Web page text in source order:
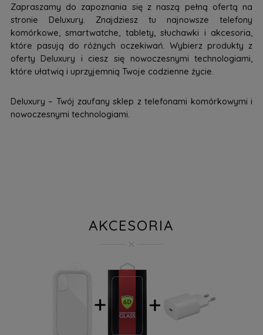
Zapraszamy do zapoznania się z naszą pełną ofertą na
stronie Deluxury. Znajdziesz tu najnowsze telefony
komórkowe, smartwatche, tablety, słuchawki i akcesoria,
które pasują do różnych oczekiwań. Wybierz produkty z
oferty Deluxury i ciesz się nowoczesnymi technologiami,
które ułatwią i uprzyjemnią Twoje codzienne życie.
Deluxury – Twój zaufany sklep z telefonami komórkowymi i
nowoczesnymi technologiami.
AKCESORIA